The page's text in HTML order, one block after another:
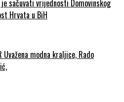
je sačuvati vrijednosti Domovinskog
Hrvata u BiH
Uvažena modna kraljice, Rado